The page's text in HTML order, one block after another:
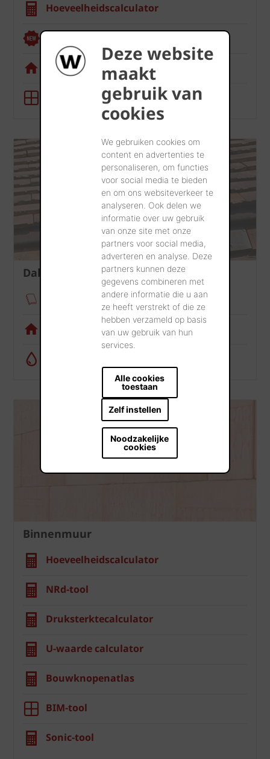
Deze website
maakt
gebruik van
cookies
We gebruiken cookies om
content en advertenties te
personaliseren, om functies
voor social media te bieden
en om ons websiteverkeer te
analyseren. Ook delen we
informatie over uw gebruik
van onze site met onze
partners voor social media,
adverteren en analyse. Deze
partners kunnen deze
gegevens combineren met
andere informatie die u aan
ze heeft verstrekt of die ze
hebben verzameld op basis
van uw gebruik van hun
services.
Alle cookies
toestaan
Zelf instellen
Noodzakelijke
cookies
Hoeveelheidscalculator
Visualisatietool
Dak
Verankeringsmodule
Visualisatietool
Binnenmuur
Hoeveelheidscalculator
NRd-tool
Druksterktecalculator
U-waarde calculator
Bouwknopenatlas
BIM-tool
Sonic-tool